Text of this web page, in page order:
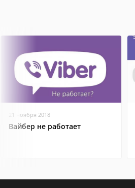
21 ноября 2018
Вайбер не работает